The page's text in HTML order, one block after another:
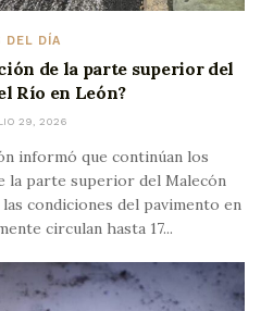
DEL DÍA
de la parte superior del
Río en León?
29, 2026
informó que continúan los
la parte superior del Malecón
condiciones del pavimento en
circulan hasta 17...